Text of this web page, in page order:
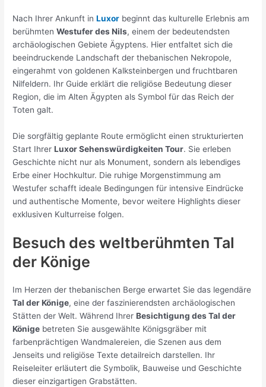
Nach Ihrer Ankunft inLuxor beginnt das kulturelle Erlebnis am
berühmtenWestufer des Nils, einem der bedeutendsten
archäologischen Gebiete Ägyptens. Hier entfaltet sich die
beeindruckende Landschaft der thebanischen Nekropole,
eingerahmt von goldenen Kalksteinbergen und fruchtbaren
Nilfeldern. Ihr Guide erklärt die religiöse Bedeutung dieser
Region, die im Alten Ägypten als Symbol für das Reich der
Toten galt.
Die sorgfältig geplante Route ermöglicht einen strukturierten
Start IhrerLuxor Sehenswürdigkeiten Tour. Sie erleben
Geschichte nicht nur als Monument, sondern als lebendiges
Erbe einer Hochkultur. Die ruhige Morgenstimmung am
Westufer schafft ideale Bedingungen für intensive Eindrücke
und authentische Momente, bevor weitere Highlights dieser
exklusiven Kulturreise folgen.
Besuch des weltberühmten Tal
der Könige
Im Herzen der thebanischen Berge erwartet Sie das legendäre
Tal der Könige, eine der faszinierendsten archäologischen
Stätten der Welt. Während IhrerBesichtigung des Tal der
Könige betreten Sie ausgewählte Königsgräber mit
farbenprächtigen Wandmalereien, die Szenen aus dem
Jenseits und religiöse Texte detailreich darstellen. Ihr
Reiseleiter erläutert die Symbolik, Bauweise und Geschichte
dieser einzigartigen Grabstätten.